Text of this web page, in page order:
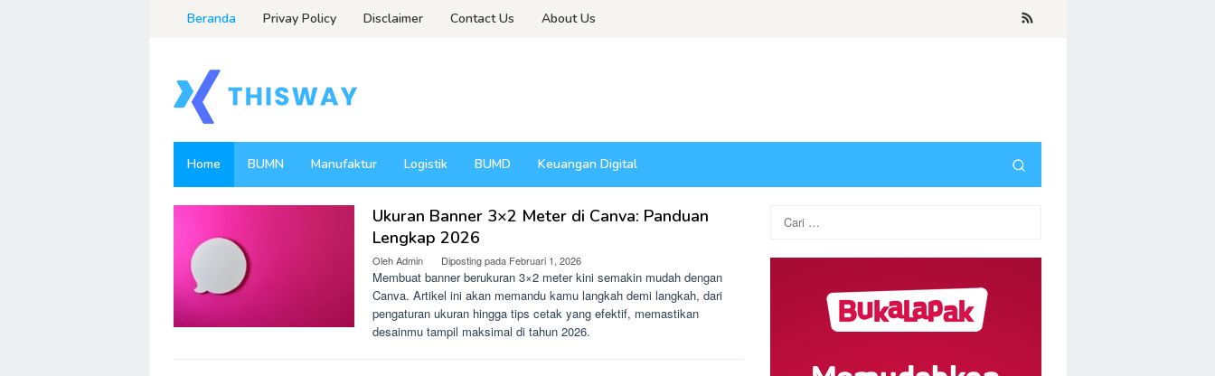
Beranda Privay Policy Disclaimer Contact Us About Us
Home BUMN Manufaktur Logistik BUMD Keuangan Digital
Ukuran Banner 3×2 Meter di Canva: Panduan
Lengkap 2026
OlehAdmin Diposting pada Februari 1, 2026
Membuat banner berukuran 3×2 meter kini semakin mudah dengan
Canva. Artikel ini akan memandu kamu langkah demi langkah, dari
pengaturan ukuran hingga tips cetak yang efektif, memastikan
desainmu tampil maksimal di tahun 2026.
Cari
untuk: